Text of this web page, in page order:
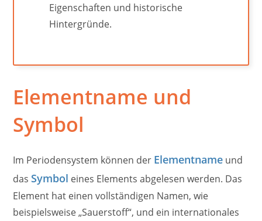
Eigenschaften und historische
Hintergründe.
Elementname und
Symbol
Im Periodensystem können der Elementname und
dasSymbol eines Elements abgelesen werden. Das
Element hat einen vollständigen Namen, wie
beispielsweise „Sauerstoff“, und ein internationales